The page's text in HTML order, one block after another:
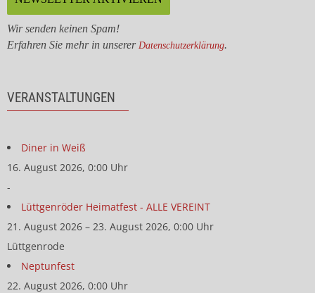
Wir senden keinen Spam!
Erfahren Sie mehr in unserer Datenschutzerklärung.
VERANSTALTUNGEN
Diner in Weiß
16. August 2026, 0:00 Uhr
-
Lüttgenröder Heimatfest - ALLE VEREINT
21. August 2026 – 23. August 2026, 0:00 Uhr
Lüttgenrode
Neptunfest
22. August 2026, 0:00 Uhr